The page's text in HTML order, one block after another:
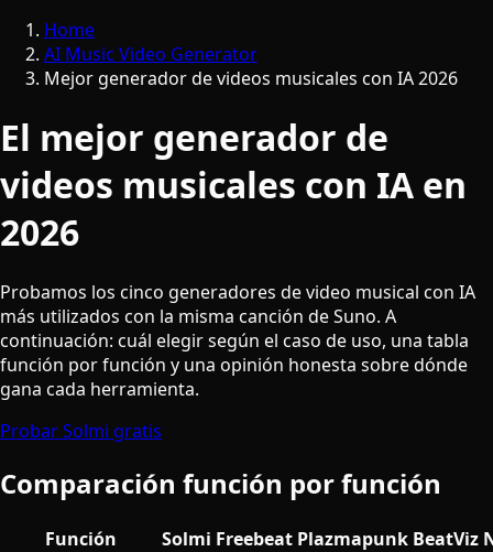
Home
AI Music Video Generator
Mejor generador de videos musicales con IA 2026
El mejor generador de
videos musicales con IA en
2026
Probamos los cinco generadores de video musical con IA
más utilizados con la misma canción de Suno. A
continuación: cuál elegir según el caso de uso, una tabla
función por función y una opinión honesta sobre dónde
gana cada herramienta.
Probar Solmi gratis
Comparación función por función
Función Solmi Freebeat Plazmapunk BeatViz